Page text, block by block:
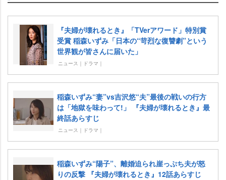
『夫婦が壊れるとき』「TVerアワード」特別賞
受賞 稲森いずみ「日本の“苛烈な復讐劇”という
世界観が皆さんに届いた」
ニュース｜ドラマ｜
稲森いずみ“妻”vs吉沢悠“夫”最後の戦いの行方
は「地獄を味わって!」 『夫婦が壊れるとき』最
終話あらすじ
ニュース｜ドラマ｜
稲森いずみ“陽子”、離婚迫られ崖っぷち夫が怒
りの反撃 『夫婦が壊れるとき』12話あらすじ